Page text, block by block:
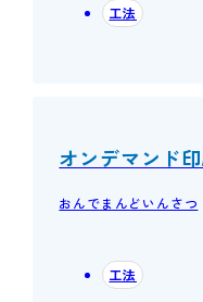
工法
オンデマンド
おんでまんどいんさつ
工法